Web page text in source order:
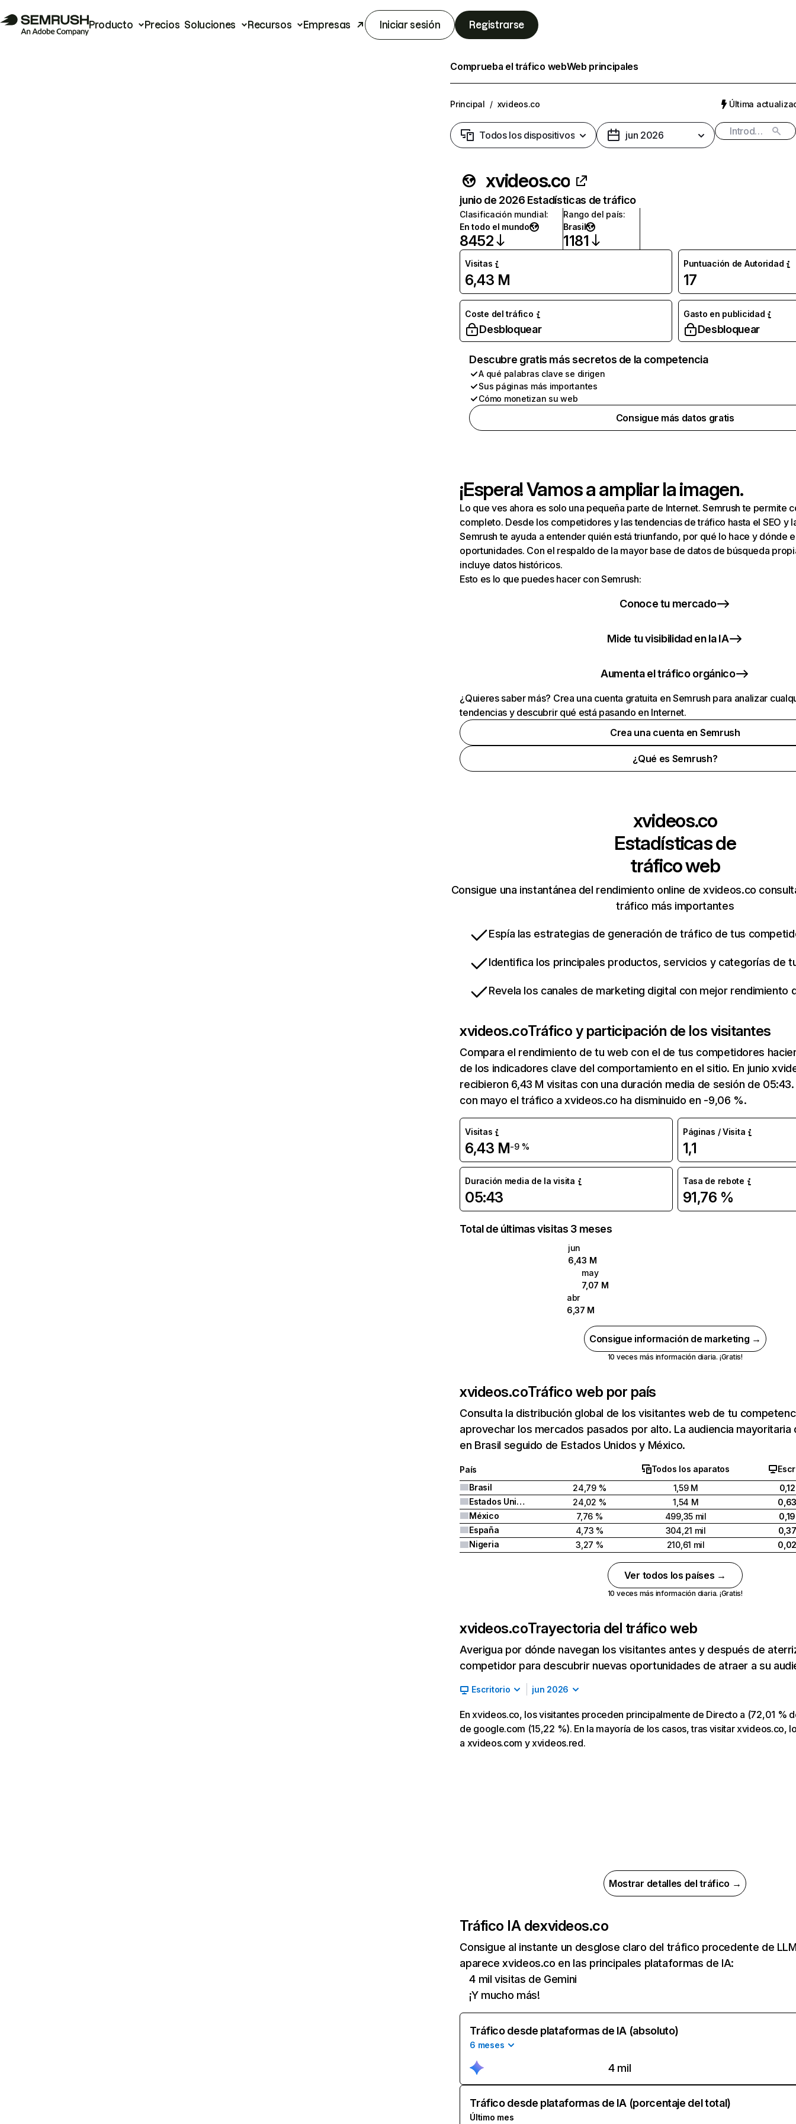
Producto Precios Soluciones Recursos Empresas Iniciar sesión Registrarse
Comprueba el tráfico webWeb principales
Principal / xvideos.co Última
Todos los dispositivos jun 2026
xvideos.co
junio de 2026 Estadísticas de tráfico
Clasificación mundial:
En todo el mundo
8452
Rango del país:
Brasil
1181
Visitas
6,43 M
Puntuación de Autoridad
17
Coste del tráfico
Desbloquear
Gasto en publicidad
Desbloquear
Descubre gratis más secretos de la competencia
A qué palabras clave se dirigen
Sus páginas más importantes
Cómo monetizan su web
Consigue más datos gratis
¡Espera! Vamos a ampliar la imagen.
Lo que ves ahora es solo una pequeña parte de Internet. Semrush te permite
completo. Desde los competidores y las tendencias de tráfico hasta el SEO y
Semrush te ayuda a entender quién está triunfando, por qué lo hace y dónde
oportunidades. Con el respaldo de la mayor base de datos de búsqueda
incluye datos históricos.
Esto es lo que puedes hacer con Semrush:
Conoce tu mercado
Mide tu visibilidad en la IA
Aumenta el tráfico orgánico
¿Quieres saber más? Crea una cuenta gratuita en Semrush para analizar
tendencias y descubrir qué está pasando en Internet.
Crea una cuenta en Semrush
¿Qué es Semrush?
xvideos.co
Estadísticas de
tráfico web
Consigue una instantánea del rendimiento online de xvideos.co
tráfico más importantes
Espía las estrategias de generación de tráfico de tus
Identifica los principales productos, servicios y categorías de
Revela los canales de marketing digital con mejor rendimiento
xvideos.coTráfico y participación de los visitantes
Compara el rendimiento de tu web con el de tus competidores
de los indicadores clave del comportamiento en el sitio. En junio
recibieron 6,43 M visitas con una duración media de sesión de
con mayo el tráfico a xvideos.co ha disminuido en -9,06 %.
Visitas
6,43 M-9 %
Páginas / Visita
1,1
Duración media de la visita
05:43
Tasa de rebote
91,76 %
Total de últimas visitas 3 meses
jun
6,43 M
may
7,07 M
abr
6,37 M
Consigue información de marketing →
10 veces más información diaria. ¡Gratis!
xvideos.coTráfico web por país
Consulta la distribución global de los visitantes web de tu
aprovechar los mercados pasados por alto. La audiencia
en Brasil seguido de Estados Unidos y México.
País Todos los aparatos
Brasil
24,79 % 1,59 M
Estados Unidos
24,02 % 1,54 M
México
7,76 % 499,35 mil
España
4,73 % 304,21 mil
Nigeria
3,27 % 210,61 mil
Ver todos los países →
10 veces más información diaria. ¡Gratis!
xvideos.coTrayectoria del tráfico web
Averigua por dónde navegan los visitantes antes y después de
competidor para descubrir nuevas oportunidades de atraer a su
Escritorio jun 2026
En xvideos.co, los visitantes proceden principalmente de Directo a (72,01 %
de google.com (15,22 %). En la mayoría de los casos, tras visitar xvideos.co,
a xvideos.com y xvideos.red.
Mostrar detalles del tráfico →
Tráfico IA dexvideos.co
Consigue al instante un desglose claro del tráfico procedente de
aparece xvideos.co en las principales plataformas de IA:
4 mil visitas de Gemini
¡Y mucho más!
Tráfico desde plataformas de IA (absoluto)
6 meses
4 mil
Tráfico desde plataformas de IA (porcentaje del total)
Último mes